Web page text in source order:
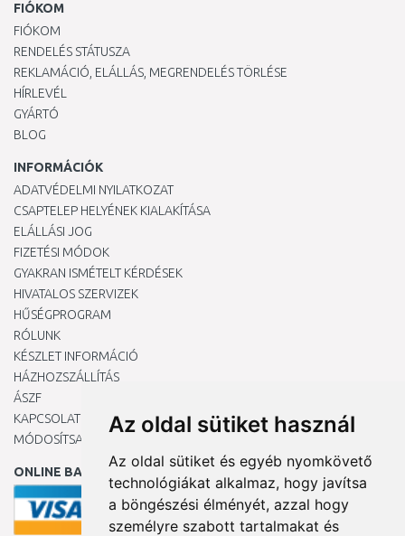
Az oldal sütiket használ
Az oldal sütiket és egyéb nyomkövető
technológiákat alkalmaz, hogy javítsa
a böngészési élményét, azzal hogy
személyre szabott tartalmakat és
FIÓKOM
FIÓKOM
RENDELÉS STÁTUSZA
REKLAMÁCIÓ, ELÁLLÁS, MEGRENDELÉS TÖRLÉSE
HÍRLEVÉL
GYÁRTÓ
BLOG
INFORMÁCIÓK
ADATVÉDELMI NYILATKOZAT
CSAPTELEP HELYÉNEK KIALAKÍTÁSA
ELÁLLÁSI JOG
FIZETÉSI MÓDOK
GYAKRAN ISMÉTELT KÉRDÉSEK
HIVATALOS SZERVIZEK
HŰSÉGPROGRAM
RÓLUNK
KÉSZLET INFORMÁCIÓ
HÁZHOZSZÁLLÍTÁS
ÁSZF
KAPCSOLAT
MÓDOSÍTSA A COOKIE-BEÁLLÍTÁSAIMAT
ONLINE BANKKÁRTYÁVAL